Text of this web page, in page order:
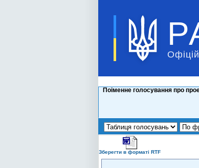
Поіменне голосування про
Зберегти в форматі RTF